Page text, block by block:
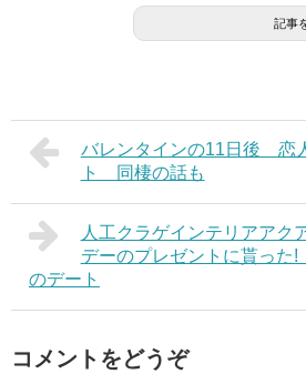
記事
バレンタインの11日後 恋
ト 同棲の話も
人工クラゲインテリアアク
デーのプレゼントに貰っ
のデート
コメントをどうぞ